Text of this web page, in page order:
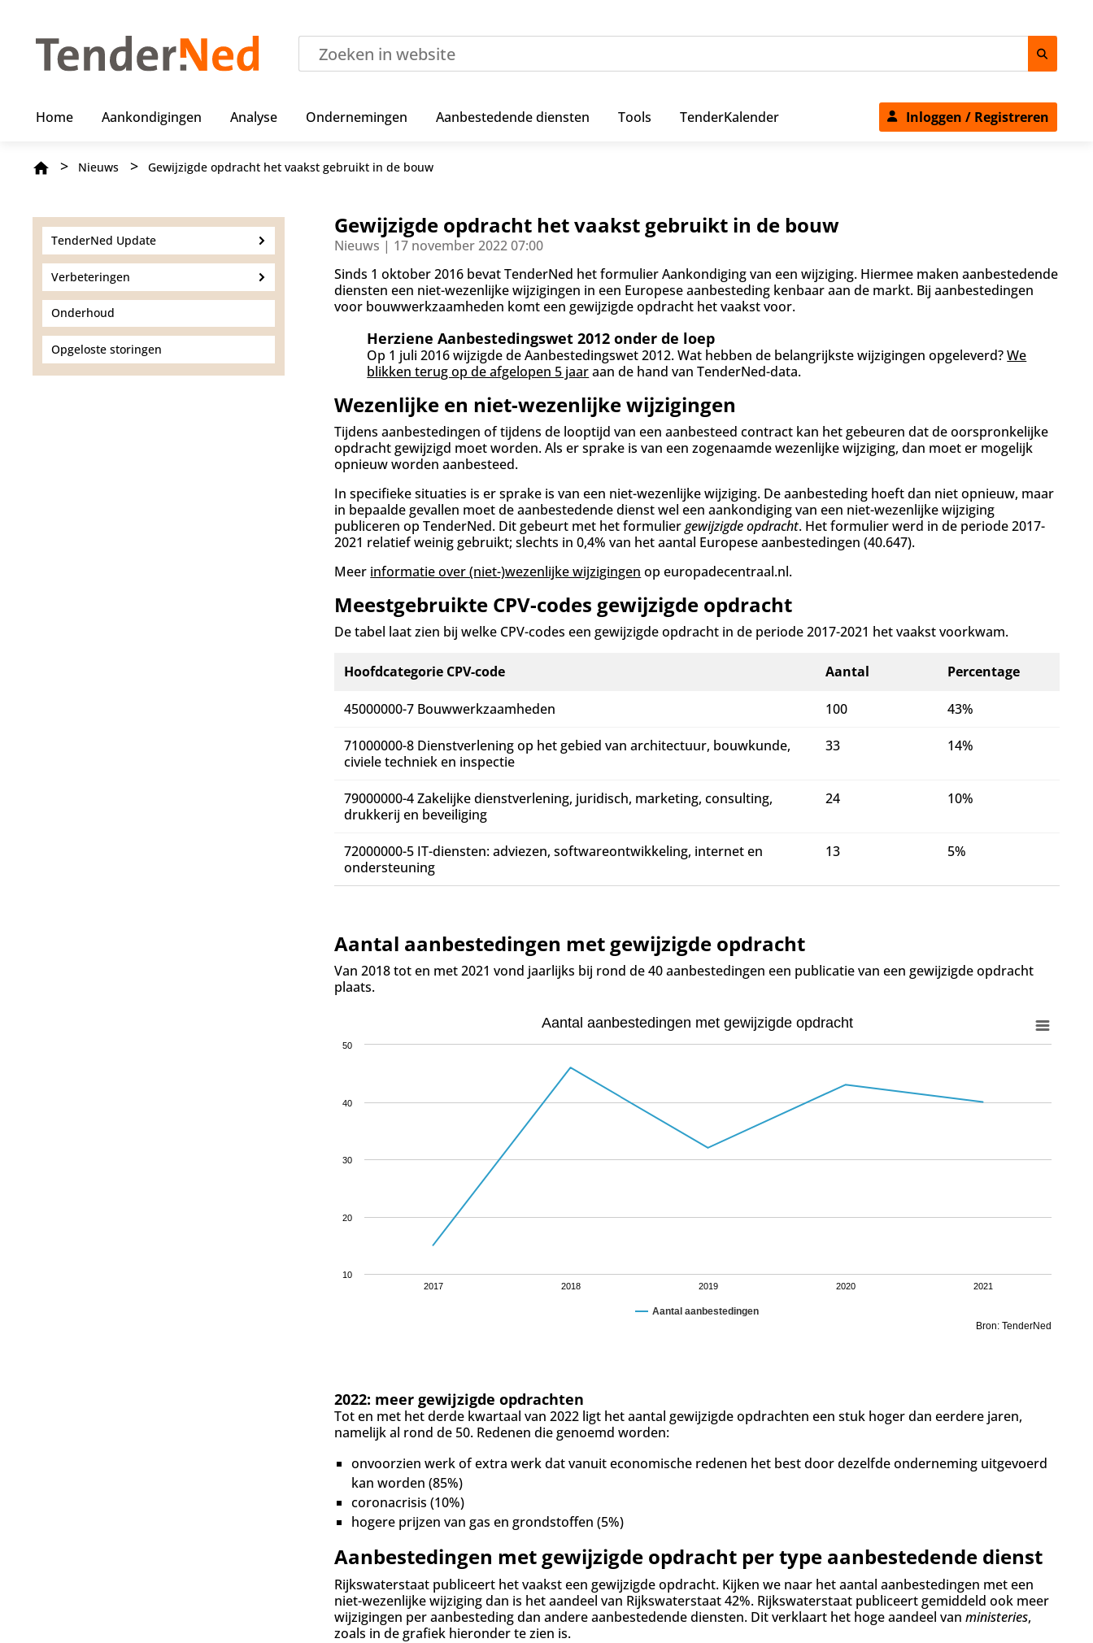
Home Aankondigingen Analyse Ondernemingen Aanbestedende diensten Tools TenderKalender Inloggen / Registreren
Kruimelpad
Nieuws Gewijzigde opdracht het vaakst gebruikt in de bouw
TenderNed Update
Verbeteringen
Onderhoud
Opgeloste storingen
Gewijzigde opdracht het vaakst gebruikt in de bouw
Nieuws | 17 november 2022 07:00
Sinds 1 oktober 2016 bevat TenderNed het formulierAankondiging van een wijziging. Hiermee maken aanbestedende
diensten een niet-wezenlijke wijzigingen in een Europese aanbesteding kenbaar aan de markt. Bij aanbestedingen
voor bouwwerkzaamheden komt een gewijzigde opdracht het vaakst voor.
Herziene Aanbestedingswet 2012 onder de loep
Op 1 juli 2016 wijzigde de Aanbestedingswet 2012. Wat hebben de belangrijkste wijzigingen opgeleverd?We
blikken terug op de afgelopen 5 jaaraan de hand van TenderNed-data.
Wezenlijke en niet-wezenlijke wijzigingen
Tijdens aanbestedingen of tijdens de looptijd van een aanbesteed contract kan het gebeuren dat de oorspronkelijke
opdracht gewijzigd moet worden.Als er sprake is van een zogenaamde wezenlijke wijziging, dan moet er mogelijk
opnieuw worden aanbesteed.
In specifieke situaties is er sprake is van een niet-wezenlijke wijziging. De aanbesteding hoeft dan niet opnieuw, maar
in bepaalde gevallen moet de aanbestedende dienst wel een aankondiging van een niet-wezenlijke wijziging
publiceren op TenderNed. Dit gebeurt met het formuliergewijzigde opdracht. Het formulier werd in de periode 2017-
2021 relatief weinig gebruikt; slechts in 0,4% van het aantal Europese aanbestedingen (40.647).
Meer informatie over (niet-)wezenlijke wijzigingen op europadecentraal.nl.
Meestgebruikte CPV-codes gewijzigde opdracht
De tabel laat zien bij welke CPV-codes een gewijzigde opdracht in de periode 2017-2021 het vaakst voorkwam.
Hoofdcategorie CPV-code Aantal Percentage
45000000-7 Bouwwerkzaamheden 100 43%
71000000-8 Dienstverlening op het gebied van architectuur, bouwkunde,
civiele techniek en inspectie
33 14%
79000000-4 Zakelijke dienstverlening, juridisch, marketing, consulting,
drukkerij en beveiliging
24 10%
72000000-5 IT-diensten: adviezen, softwareontwikkeling, internet en
ondersteuning
13 5%
Aantal aanbestedingen met gewijzigde opdracht
Van 2018 tot en met 2021 vond jaarlijks bij rond de 40 aanbestedingen een publicatie van een gewijzigde opdracht
plaats.
Aantal aanbestedingen met gewijzigde opdracht
Aantal aanbestedingen
2017 2018 2019 2020 2021
10
20
30
40
50
Bron: TenderNed
2022: meer gewijzigde opdrachten
Tot en met het derde kwartaal van 2022 ligt het aantal gewijzigde opdrachten een stuk hoger dan eerdere jaren,
namelijk al rond de 50. Redenen die genoemd worden:
onvoorzien werk of extra werk dat vanuit economische redenen het best door dezelfde onderneming uitgevoerd
kan worden (85%)
coronacrisis (10%)
hogere prijzen van gas en grondstoffen (5%)
Aanbestedingen met gewijzigde opdracht per type aanbestedende dienst
Rijkswaterstaat publiceert het vaakst een gewijzigde opdracht. Kijken we naar het aantal aanbestedingen met een
niet-wezenlijke wijziging dan is het aandeel van Rijkswaterstaat 42%. Rijkswaterstaat publiceert gemiddeld ook meer
wijzigingen per aanbesteding dan andere aanbestedende diensten. Dit verklaart het hoge aandeel vanministeries,
zoals in de grafiek hieronder te zien is.